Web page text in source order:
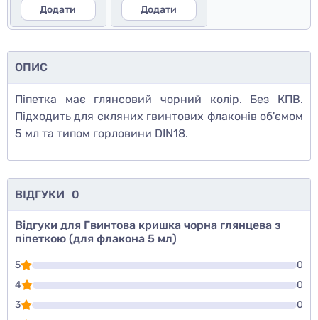
Додати
Додати
ОПИС
Піпетка має глянсовий чорний колір. Без КПВ.
Підходить для скляних гвинтових флаконів об'ємом
5 мл та типом горловини DIN18.
ВІДГУКИ 0
Відгуки для Гвинтова кришка чорна глянцева з
піпеткою (для флакона 5 мл)
5
0
4
0
3
0